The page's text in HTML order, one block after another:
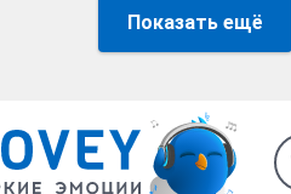
Показать ещё